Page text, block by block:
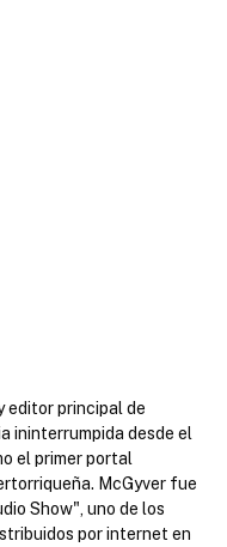
editor principal de
ininterrumpida desde el
el primer portal
McGyver fue
Show", uno de los
por internet en